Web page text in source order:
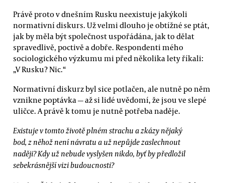
Právě proto v dnešním Rusku neexistuje jakýkoli
normativní diskurs. Už velmi dlouho je obtížné se ptát,
jak by měla být společnost uspořádána, jak to dělat
spravedlivě, poctivě a dobře. Respondenti mého
sociologického výzkumu mi před několika lety říkali:
„V Rusku? Nic.“
Normativní diskurz byl sice potlačen, ale nutně po něm
vznikne poptávka — až si lidé uvědomí, že jsou ve slepé
uličce. A právě k tomu je nutně potřeba naděje.
Existuje v tomto životě plném strachu a zkázy nějaký
bod, z něhož není návratu a už nepůjde zaslechnout
naději? Kdy už nebude vyslyšen nikdo, byť by předložil
sebekrásnější vizi budoucnosti?